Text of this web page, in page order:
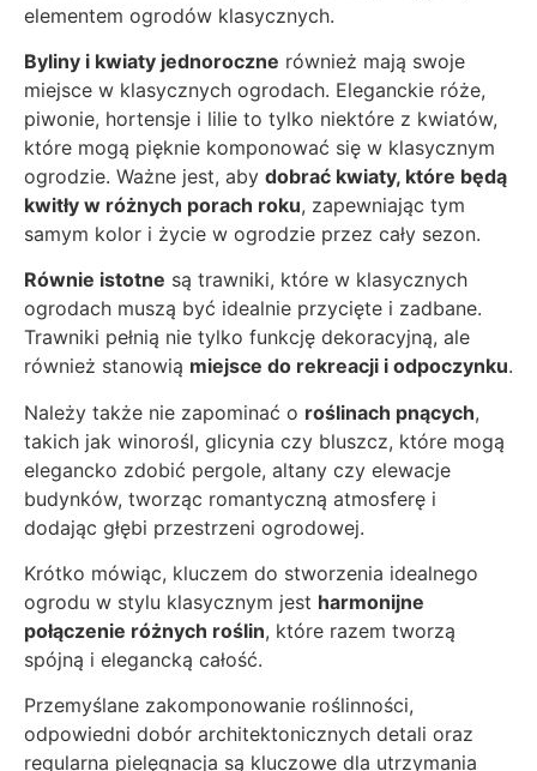
elementem ogrodów klasycznych.
Byliny i kwiaty jednoroczne również mają swoje
miejsce w klasycznych ogrodach. Eleganckie róże,
piwonie, hortensje i lilie to tylko niektóre z kwiatów,
które mogą pięknie komponować się w klasycznym
ogrodzie. Ważne jest, aby dobrać kwiaty, które będą
kwitły w różnych porach roku, zapewniając tym
samym kolor i życie w ogrodzie przez cały sezon.
Równie istotne są trawniki, które w klasycznych
ogrodach muszą być idealnie przycięte i zadbane.
Trawniki pełnią nie tylko funkcję dekoracyjną, ale
również stanowią miejsce do rekreacji i odpoczynku.
Należy także nie zapominać o roślinach pnących,
takich jak winorośl, glicynia czy bluszcz, które mogą
elegancko zdobić pergole, altany czy elewacje
budynków, tworząc romantyczną atmosferę i
dodając głębi przestrzeni ogrodowej.
Krótko mówiąc, kluczem do stworzenia idealnego
ogrodu w stylu klasycznym jest harmonijne
połączenie różnych roślin, które razem tworzą
spójną i elegancką całość.
Przemyślane zakomponowanie roślinności,
odpowiedni dobór architektonicznych detali oraz
regularna pielęgnacja są kluczowe dla utrzymania